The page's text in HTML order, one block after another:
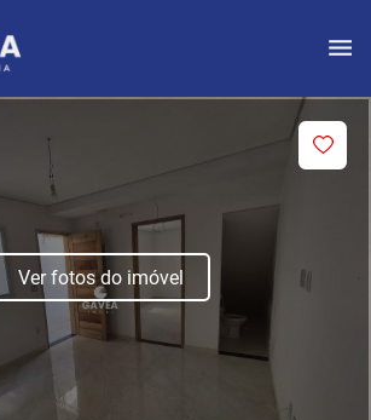
Ver fotos do imóvel